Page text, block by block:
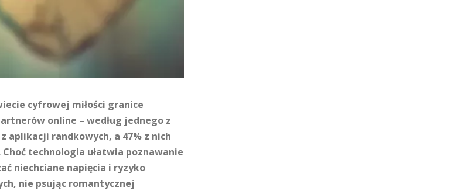
cyfrowej miłości granice
online – według jednego z
aplikacji randkowych, a 47% z nich
technologia ułatwia poznawanie
niechciane napięcia i ryzyko
nie psując romantycznej